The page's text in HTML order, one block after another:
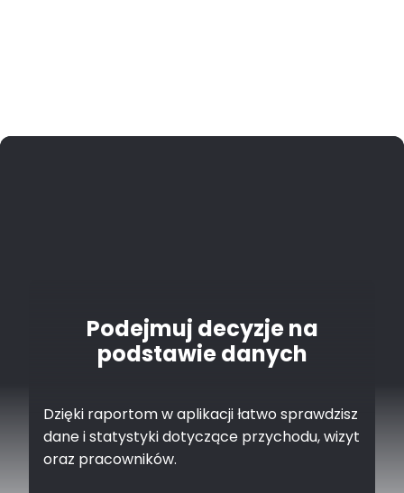
Podejmuj decyzje na
podstawie danych
Dzięki raportom w aplikacji łatwo sprawdzisz
dane i statystyki dotyczące przychodu, wizyt
oraz pracowników.